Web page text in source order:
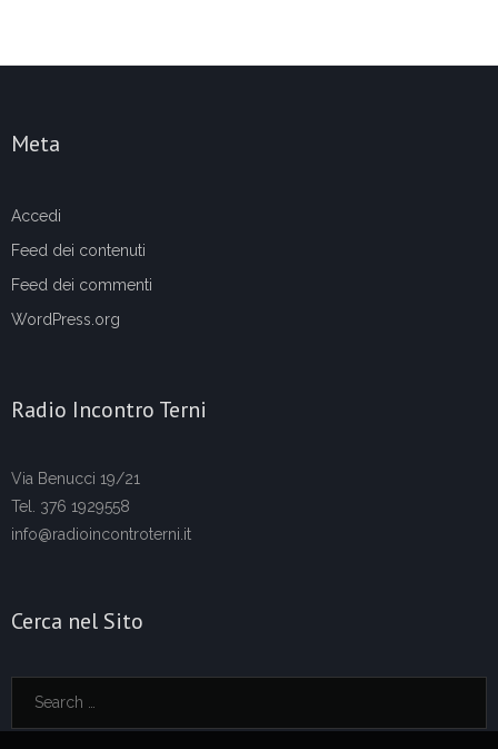
Meta
Accedi
Feed dei contenuti
Feed dei commenti
WordPress.org
Radio Incontro Terni
Via Benucci 19/21
Tel. 376 1929558
info@radioincontroterni.it
Cerca nel Sito